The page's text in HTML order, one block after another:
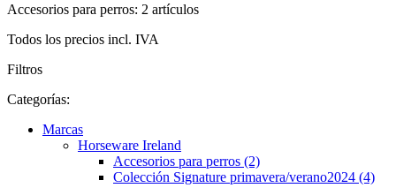
Accesorios para perros: 2 artículos
Todos los precios incl. IVA
Filtros
Categorías:
Marcas
Horseware Ireland
Accesorios para perros (2)
Colección Signature primavera/verano2024 (4)